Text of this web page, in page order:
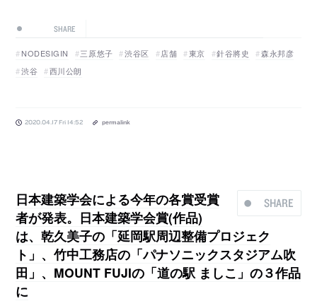
SHARE
NODESIGIN 三原悠子 渋谷区 店舗 東京 針谷將史
森永邦彦
渋谷
西川公朗
2020.04.17 Fri 14:52 permalink
SHARE
日本建築学会による今年の各賞受賞
者が発表。日本建築学会賞(作品)
は、乾久美子の「延岡駅周辺整備プロジェク
ト」、竹中工務店の「パナソニックスタジアム吹
田」、MOUNT FUJIの「道の駅 ましこ」の３作品
に